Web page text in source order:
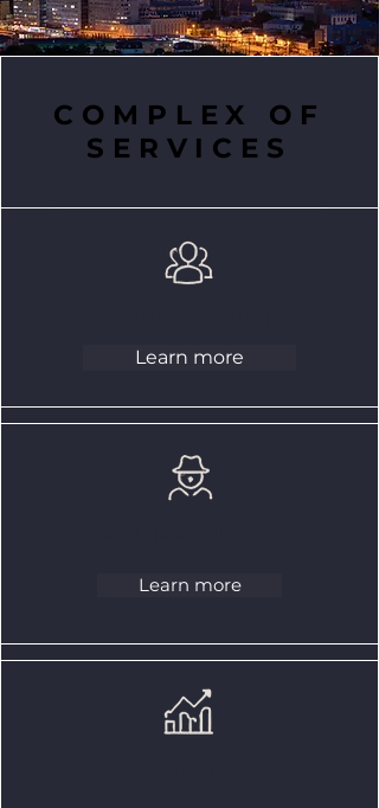
COMPLEX OF
SERVICES
Learn more
Learn more